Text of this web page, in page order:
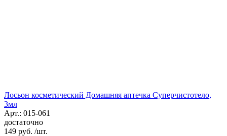
Лосьон косметический Домашняя аптечка Суперчистотело,
3мл
Арт.: 015-061
достаточно
149 руб. /шт.